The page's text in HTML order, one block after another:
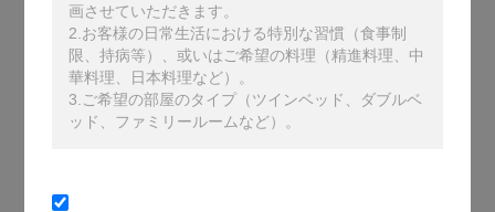
画させていただきます。
2.お客様の日常生活における特別な習慣（食事制
限、持病等）、或いはご希望の料理（精進料理、中
華料理、日本料理など）。
3.ご希望の部屋のタイプ（ツインベッド、ダブルベ
ッド、ファミリールームなど）。